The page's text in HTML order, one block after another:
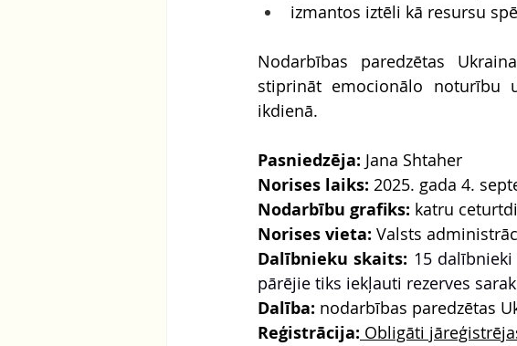
izmantos iztēli kā resursu
Nodarbības paredzētas
stiprināt emocionālo noturību
ikdienā.
Pasniedzēja: Jana Shtaher
Norises laiks: 2025. gada 4.
Nodarbību grafiks: katru
Norises vieta: Valsts
Dalībnieku skaits: 15
pārējie tiks iekļauti rezerves
Dalība: nodarbības paredzētas
Reģistrācija: Obligāti